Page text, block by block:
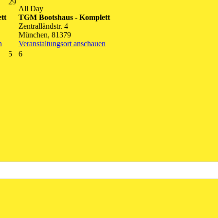
29
August
2026
All Day
TGM Bootshaus - Komplett
Zentralländstr. 4
München, 81379
Veranstaltungsort anschauen
55.
66.